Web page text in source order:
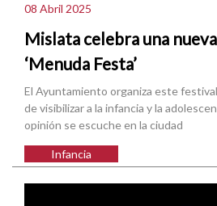
08 Abril 2025
Mislata celebra una
‘Menuda Festa’
El Ayuntamiento organiza este
de visibilizar a la infancia y la
opinión se escuche en la ciudad
Infancia